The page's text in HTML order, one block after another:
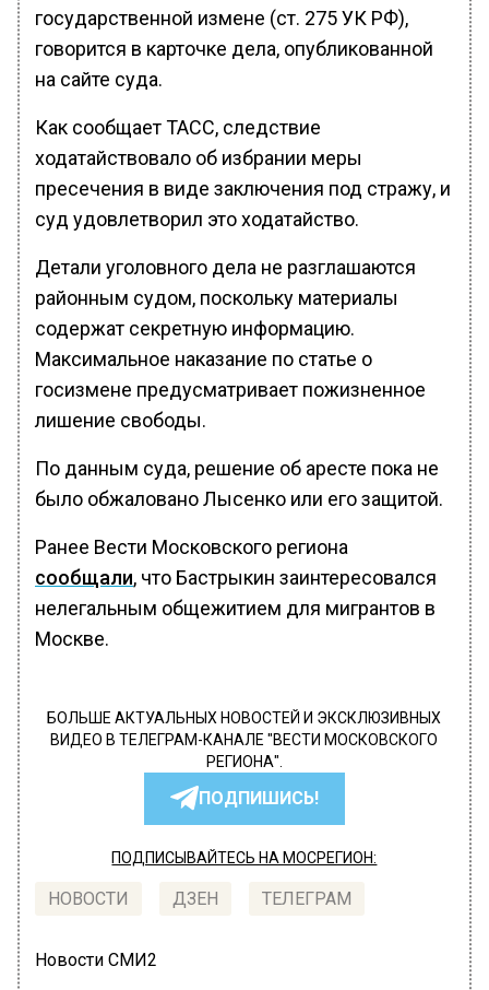
государственной измене (ст. 275 УК РФ),
говорится в карточке дела, опубликованной
на сайте суда.
Как сообщает ТАСС, следствие
ходатайствовало об избрании меры
пресечения в виде заключения под стражу, и
суд удовлетворил это ходатайство.
Детали уголовного дела не разглашаются
районным судом, поскольку материалы
содержат секретную информацию.
Максимальное наказание по статье о
госизмене предусматривает пожизненное
лишение свободы.
По данным суда, решение об аресте пока не
было обжаловано Лысенко или его защитой.
Ранее Вести Московского региона
сообщали, что Бастрыкин заинтересовался
нелегальным общежитием для мигрантов в
Москве.
БОЛЬШЕ АКТУАЛЬНЫХ НОВОСТЕЙ И ЭКСКЛЮЗИВНЫХ
ВИДЕО В ТЕЛЕГРАМ-КАНАЛЕ "ВЕСТИ МОСКОВСКОГО
РЕГИОНА".
ПОДПИШИСЬ!
ПОДПИСЫВАЙТЕСЬ НА МОСРЕГИОН:
НОВОСТИ ДЗЕН ТЕЛЕГРАМ
Новости СМИ2